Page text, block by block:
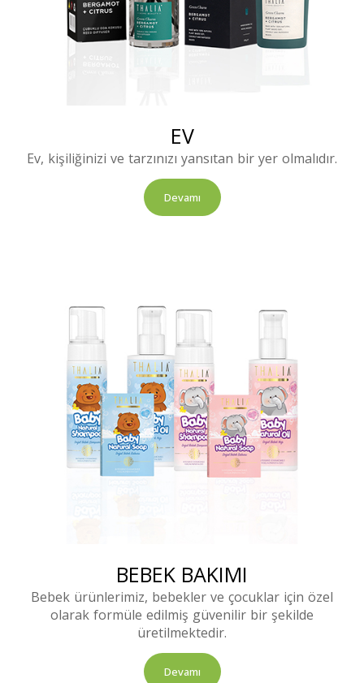
EV
Ev, kişiliğinizi ve tarzınızı yansıtan bir yer olmalıdır.
Devamı
BEBEK BAKIMI
Bebek ürünlerimiz, bebekler ve çocuklar için özel
olarak formüle edilmiş güvenilir bir şekilde
üretilmektedir.
Devamı